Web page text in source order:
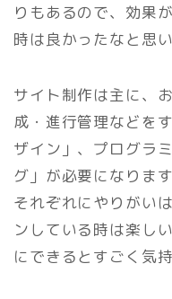
りもあるので、効果
時は良かったなと思い
サイト制作は主に、
成・進行管理などを
ザイン」、プログラ
グ」が必要になります
それぞれにやりがい
ンしている時は楽し
にできるとすごく気